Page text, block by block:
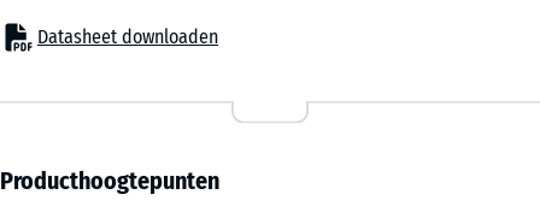
comfort en kostenefficiëntie combineert.
Toepassingen
– Schoolpleinen, kinderopvang en gemeentelijke locaties
– Fitness- en outdoorfitnesszones
– Seniorenwoningen, verpleeghuizen, revalidatie- en
Datasheet downloaden
x
cm
- € 6,70
Producthoogtepunten